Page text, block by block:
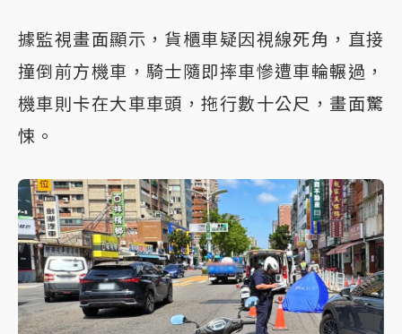
據監視畫面顯示，貨櫃車疑因視線死角，直接
撞倒前方機車，騎士隨即摔車慘遭車輪輾過，
機車則卡在大車車頭，拖行數十公尺，畫面驚
悚。